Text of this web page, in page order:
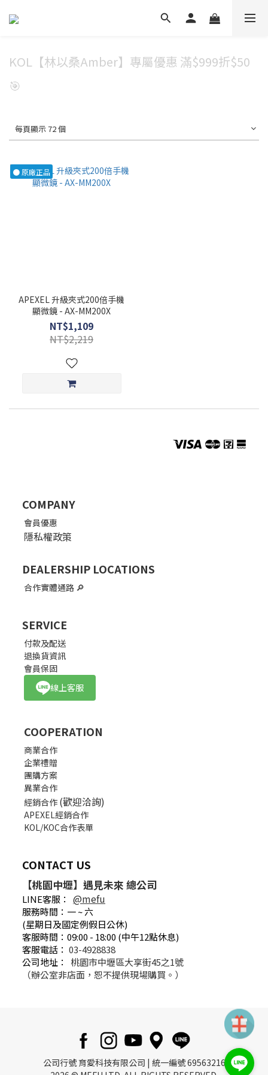
KOL【林以桑Amber】專屬優惠 滿$999折$50
🎯
每頁顯示 72 個
● 原廠正品
APEXEL 升級夾式200倍手機
顯微鏡 - AX-MM200X
NT$1,109
NT$2,219
COMPANY
會員優惠
隱私權政策
DEALERSHIP LOCATIONS
合作實體通路 🔎
SERVICE
付款及配送
退換貨資訊
會員保固
線上客服
COOPERATION
商業合作
企業禮贈
團購方案
異業合作
經銷合作 (歡迎洽詢)
APEXEL經銷合作
KOL/KOC合作表單
CONTACT US
【桃園中壢】遇見未來 總公司
LINE客服： @mefu
服務時間：一 ~ 六
(星期日及國定例假日公休)
客服時間：09:00 - 18:00 (中午12點休息)
客服電話： 03-4928838
公司地址：
桃園市中壢區大享街45之1號
（辦公室非店面，恕不提供現場購買。）
公司行號 育愛科技有限公司 | 統一編號 69563216
✕
💬 加Line 享$30折扣!
🛡️ APEXEL/MEFU品牌保固一年!